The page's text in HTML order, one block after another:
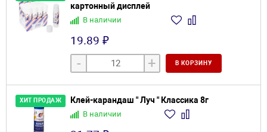
картонный дисплей
В наличии
19.89 ₽
- + В КОРЗИНУ
ХИТ ПРОДАЖ Клей-карандаш " Луч " Классика 8г
В наличии